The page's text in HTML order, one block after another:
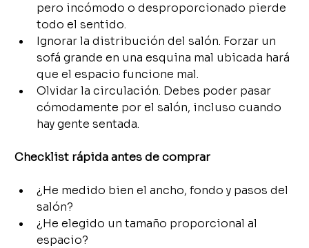
pero incómodo o desproporcionado pierde
todo el sentido.
Ignorar la distribución del salón. Forzar un
sofá grande en una esquina mal ubicada hará
que el espacio funcione mal.
Olvidar la circulación. Debes poder pasar
cómodamente por el salón, incluso cuando
hay gente sentada.
Checklist rápida antes de comprar
¿He medido bien el ancho, fondo y pasos del
salón?
¿He elegido un tamaño proporcional al
espacio?